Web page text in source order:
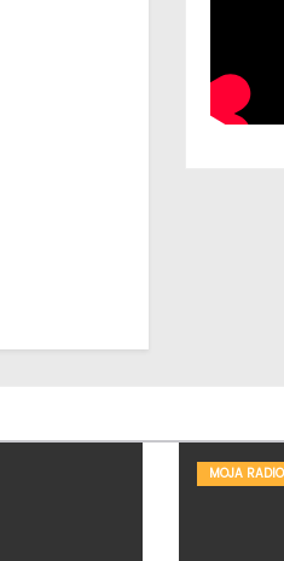
MOJA